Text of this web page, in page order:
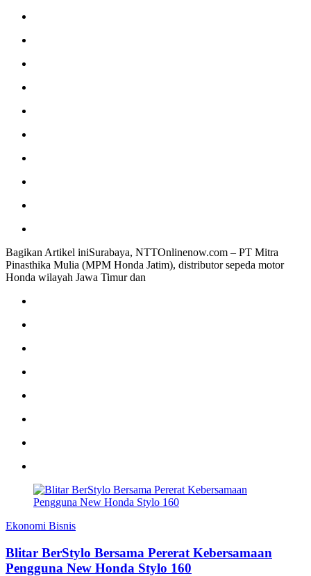
Bagikan Artikel iniSurabaya, NTTOnlinenow.com – PT Mitra
Pinasthika Mulia (MPM Honda Jatim), distributor sepeda motor
Honda wilayah Jawa Timur dan
Ekonomi Bisnis
Blitar BerStylo Bersama Pererat Kebersamaan
Pengguna New Honda Stylo 160